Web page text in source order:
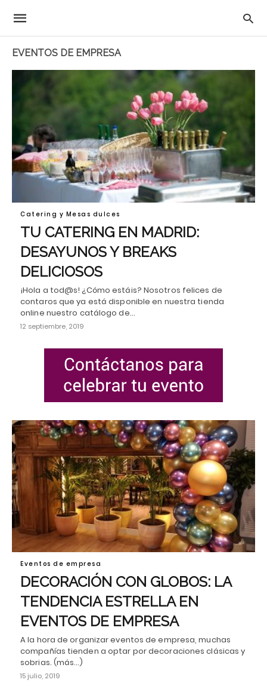
EVENTOS DE EMPRESA
Catering y Mesas dulces
TU CATERING EN MADRID:
DESAYUNOS Y BREAKS
DELICIOSOS
¡Hola a tod@s! ¿Cómo estáis? Nosotros felices de
contaros que ya está disponible en nuestra tienda
online nuestro catálogo de…
12 septiembre, 2019
Eventos de empresa
DECORACIÓN CON GLOBOS: LA
TENDENCIA ESTRELLA EN
EVENTOS DE EMPRESA
A la hora de organizar eventos de empresa, muchas
compañías tienden a optar por decoraciones clásicas y
sobrias. (más…)
15 julio, 2019